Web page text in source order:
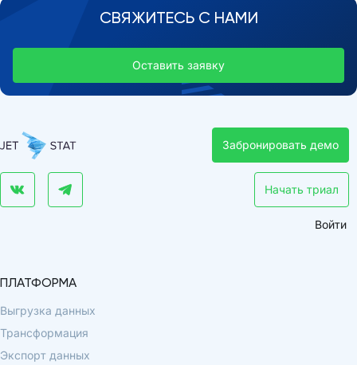
СВЯЖИТЕСЬ С НАМИ
Оставить заявку
Забронировать демо
Начать триал
Войти
ПЛАТФОРМА
Выгрузка данных
Трансформация
Экспорт данных